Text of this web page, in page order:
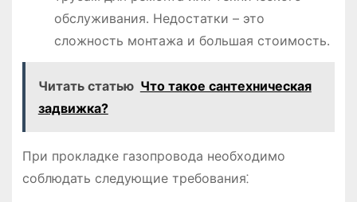
обслуживания․ Недостатки – это
сложность монтажа и большая стоимость․
Читать статью Что такое сантехническая
задвижка?
При прокладке газопровода необходимо
соблюдать следующие требования⁚